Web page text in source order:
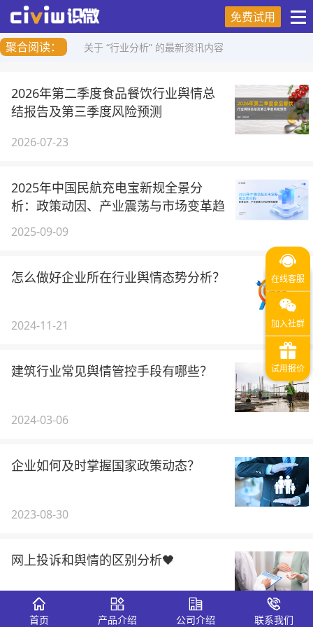
免费试用
聚合阅读：
关于 “行业分析” 的最新资讯内容
2026年第二季度食品餐饮行业舆情总
结报告及第三季度风险预测
2026-07-23
2025年中国民航充电宝新规全景分
析：政策动因、产业震荡与市场变革趋
势
2025-09-09
怎么做好企业所在行业舆情态势分析？
2024-11-21
建筑行业常见舆情管控手段有哪些？
2024-03-06
企业如何及时掌握国家政策动态？
2023-08-30
网上投诉和舆情的区别分析🖤
2023-05-16
首页 产品介绍 公司介绍 联系我们